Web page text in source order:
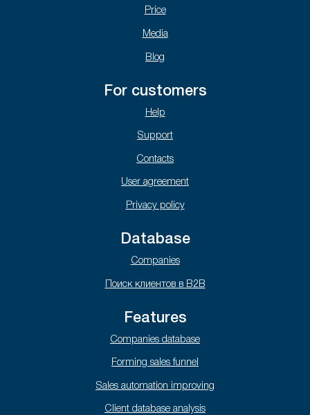
Price
Media
Blog
For customers
Help
Support
Contacts
User agreement
Privacy policy
Database
Companies
Поиск клиентов в B2B
Features
Companies database
Forming sales funnel
Sales automation improving
Client database analysis